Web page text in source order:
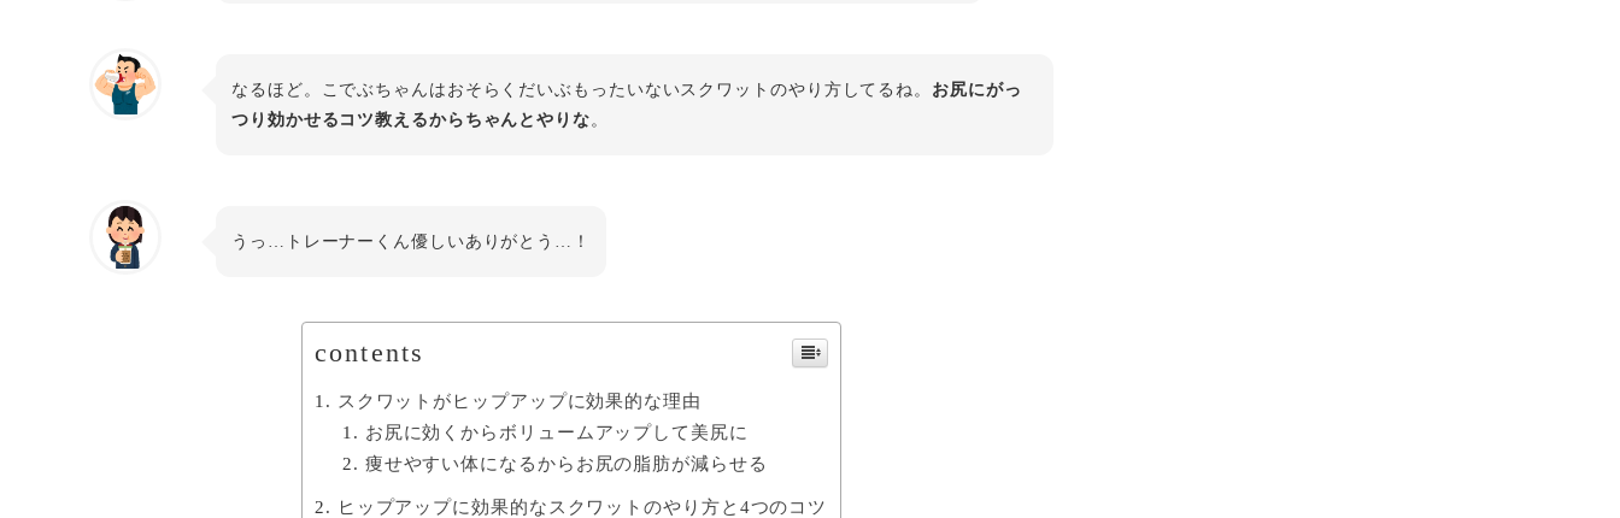
なるほど。こでぶちゃんはおそらくだいぶもったいないスクワットのやり方してるね。 お尻にがっ
つり効かせるコツ教えるからちゃんとやりな。
うっ…トレーナーくん優しいありがとう…！
contents
スクワットがヒップアップに効果的な理由
お尻に効くからボリュームアップして美尻に
痩せやすい体になるからお尻の脂肪が減らせる
ヒップアップに効果的なスクワットのやり方と4つのコツ